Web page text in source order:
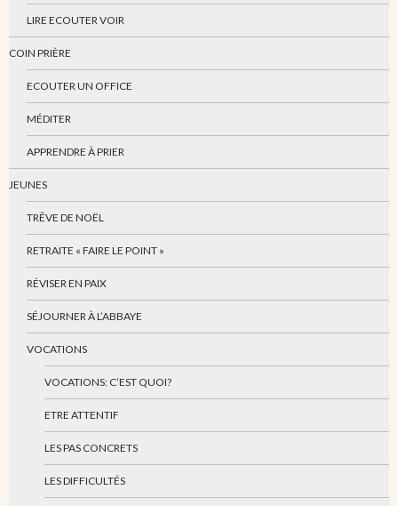
LIRE ECOUTER VOIR
COIN PRIÈRE
ECOUTER UN OFFICE
MÉDITER
APPRENDRE À PRIER
JEUNES
TRÊVE DE NOËL
RETRAITE « FAIRE LE POINT »
RÉVISER EN PAIX
SÉJOURNER À L’ABBAYE
VOCATIONS
VOCATIONS: C’EST QUOI?
ETRE ATTENTIF
LES PAS CONCRETS
LES DIFFICULTÉS